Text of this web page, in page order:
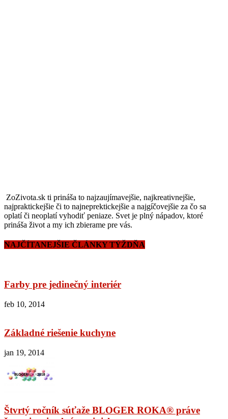
ZoZivota.sk ti prináša to najzaujímavejšie, najkreativnejšie,
najpraktickejšie či to najneprektickejšie a najgíčovejšie za čo sa
oplatí či neoplatí vyhodiť peniaze. Svet je plný nápadov, ktoré
prináša život a my ich zbierame pre vás.
NAJČÍTANEJŠIE ČLÁNKY TÝŽDŇA
Farby pre jedinečný interiér
feb 10, 2014
Základné riešenie kuchyne
jan 19, 2014
Štvrtý ročník súťaže BLOGER ROKA® práve